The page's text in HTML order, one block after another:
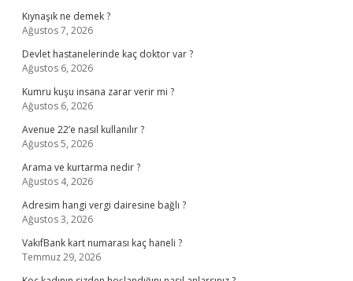
Kıynaşık ne demek ?
Ağustos 7, 2026
Devlet hastanelerinde kaç doktor var ?
Ağustos 6, 2026
Kumru kuşu insana zarar verir mi ?
Ağustos 6, 2026
Avenue 22’e nasıl kullanılır ?
Ağustos 5, 2026
Arama ve kurtarma nedir ?
Ağustos 4, 2026
Adresim hangi vergi dairesine bağlı ?
Ağustos 3, 2026
VakıfBank kart numarası kaç haneli ?
Temmuz 29, 2026